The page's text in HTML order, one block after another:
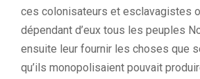
ces colonisateurs et esclavagistes
dépendant d’eux tous les peuples
ensuite leur fournir les choses que
qu’ils monopolisaient pouvait